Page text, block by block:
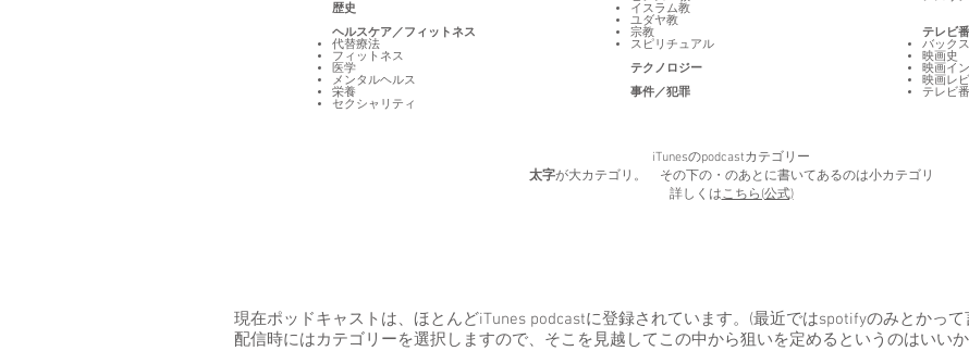
歴史
ヘルスケア／フィットネス
代替療法
フィットネス
医学
メンタルヘルス
栄養
セクシャリティ
イスラム教
ユダヤ教
宗教
スピリチュアル
テクノロジー
事件／犯罪
テレビ
バック
映画史
映画イ
映画レ
テレビ
iTunesのpodcastカテゴリー
太字が大カテゴリ。 その下の・のあとに書いてあるのは小カテゴリ
詳しくはこちら(公式)
現在ポッドキャストは、ほとんどiTunes podcastに登録されています。(最近ではspotifyのみとかっ
配信時にはカテゴリーを選択しますので、そこを見越してこの中から狙いを定めるというのはいいか